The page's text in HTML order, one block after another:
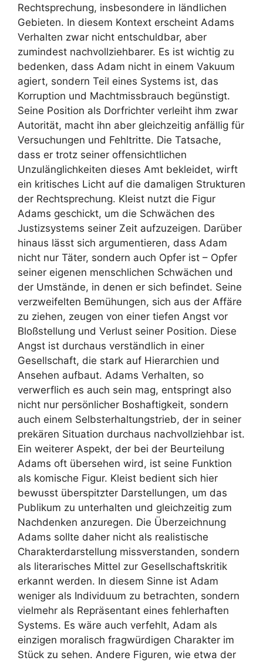
Rechtsprechung, insbesondere in ländlichen
Gebieten. In diesem Kontext erscheint Adams
Verhalten zwar nicht entschuldbar, aber
zumindest nachvollziehbarer. Es ist wichtig zu
bedenken, dass Adam nicht in einem Vakuum
agiert, sondern Teil eines Systems ist, das
Korruption und Machtmissbrauch begünstigt.
Seine Position als Dorfrichter verleiht ihm zwar
Autorität, macht ihn aber gleichzeitig anfällig für
Versuchungen und Fehltritte. Die Tatsache,
dass er trotz seiner offensichtlichen
Unzulänglichkeiten dieses Amt bekleidet, wirft
ein kritisches Licht auf die damaligen Strukturen
der Rechtsprechung. Kleist nutzt die Figur
Adams geschickt, um die Schwächen des
Justizsystems seiner Zeit aufzuzeigen. Darüber
hinaus lässt sich argumentieren, dass Adam
nicht nur Täter, sondern auch Opfer ist – Opfer
seiner eigenen menschlichen Schwächen und
der Umstände, in denen er sich befindet. Seine
verzweifelten Bemühungen, sich aus der Affäre
zu ziehen, zeugen von einer tiefen Angst vor
Bloßstellung und Verlust seiner Position. Diese
Angst ist durchaus verständlich in einer
Gesellschaft, die stark auf Hierarchien und
Ansehen aufbaut. Adams Verhalten, so
verwerflich es auch sein mag, entspringt also
nicht nur persönlicher Boshaftigkeit, sondern
auch einem Selbsterhaltungstrieb, der in seiner
prekären Situation durchaus nachvollziehbar ist.
Ein weiterer Aspekt, der bei der Beurteilung
Adams oft übersehen wird, ist seine Funktion
als komische Figur. Kleist bedient sich hier
bewusst überspitzter Darstellungen, um das
Publikum zu unterhalten und gleichzeitig zum
Nachdenken anzuregen. Die Überzeichnung
Adams sollte daher nicht als realistische
Charakterdarstellung missverstanden, sondern
als literarisches Mittel zur Gesellschaftskritik
erkannt werden. In diesem Sinne ist Adam
weniger als Individuum zu betrachten, sondern
vielmehr als Repräsentant eines fehlerhaften
Systems. Es wäre auch verfehlt, Adam als
einzigen moralisch fragwürdigen Charakter im
Stück zu sehen. Andere Figuren, wie etwa der